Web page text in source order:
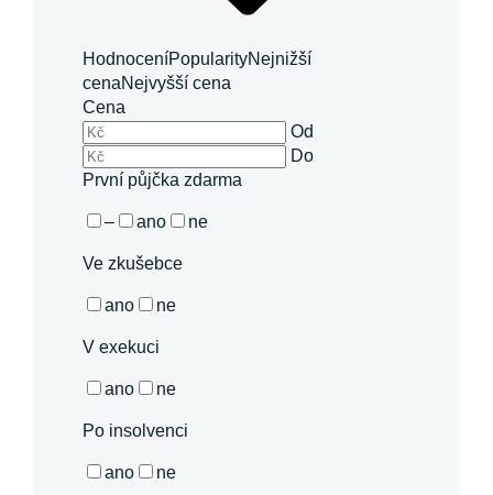
HodnoceníPopularityNejnižší
cenaNejvyšší cena
Cena
Od
Do
První půjčka zdarma
– ano ne
Ve zkušebce
ano ne
V exekuci
ano ne
Po insolvenci
ano ne